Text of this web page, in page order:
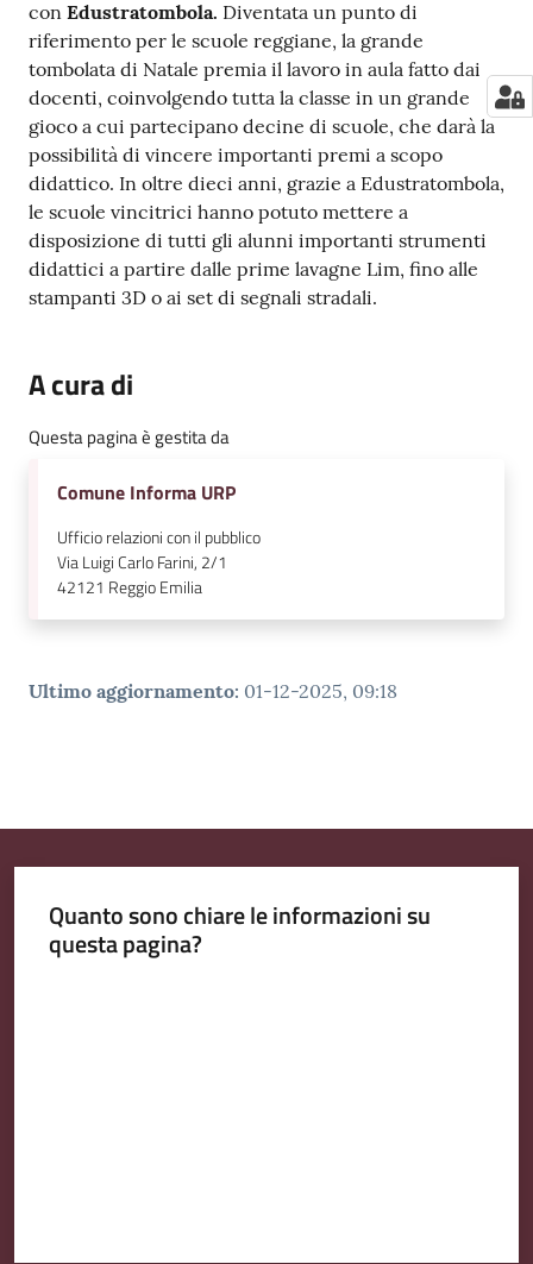
con Edustratombola. Diventata un punto di
riferimento per le scuole reggiane, la grande
tombolata di Natale premia il lavoro in aula fatto dai
docenti, coinvolgendo tutta la classe in un grande
gioco a cui partecipano decine di scuole, che darà la
possibilità di vincere importanti premi a scopo
didattico. In oltre dieci anni, grazie a Edustratombola,
le scuole vincitrici hanno potuto mettere a
disposizione di tutti gli alunni importanti strumenti
didattici a partire dalle prime lavagne Lim, fino alle
stampanti 3D o ai set di segnali stradali.
A cura di
Questa pagina è gestita da
Comune Informa URP
Ufficio relazioni con il pubblico
Via Luigi Carlo Farini, 2/1
42121 Reggio Emilia
Ultimo aggiornamento: 01-12-2025, 09:18
Quanto sono chiare le informazioni su
questa pagina?